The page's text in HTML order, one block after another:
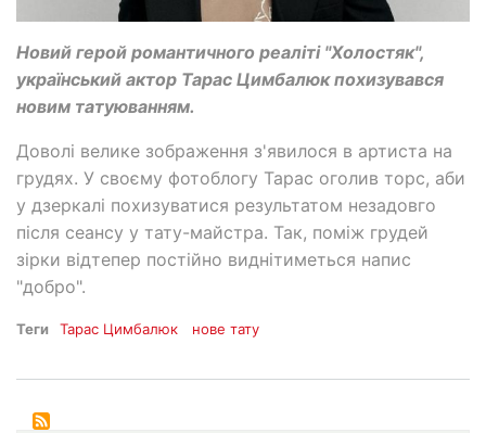
Новий герой романтичного реаліті "Холостяк",
український актор Тарас Цимбалюк похизувався
новим татуюванням.
Доволі велике зображення з'явилося в артиста на
грудях. У своєму фотоблогу Тарас оголив торс, аби
у дзеркалі похизуватися результатом незадовго
після сеансу у тату-майстра. Так, поміж грудей
зірки відтепер постійно виднітиметься напис
"добро".
Теги Тарас Цимбалюк нове тату